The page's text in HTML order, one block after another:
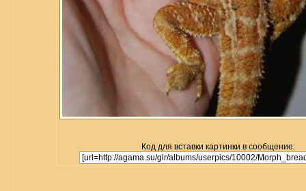
Код для вставки картинки в сообщение: